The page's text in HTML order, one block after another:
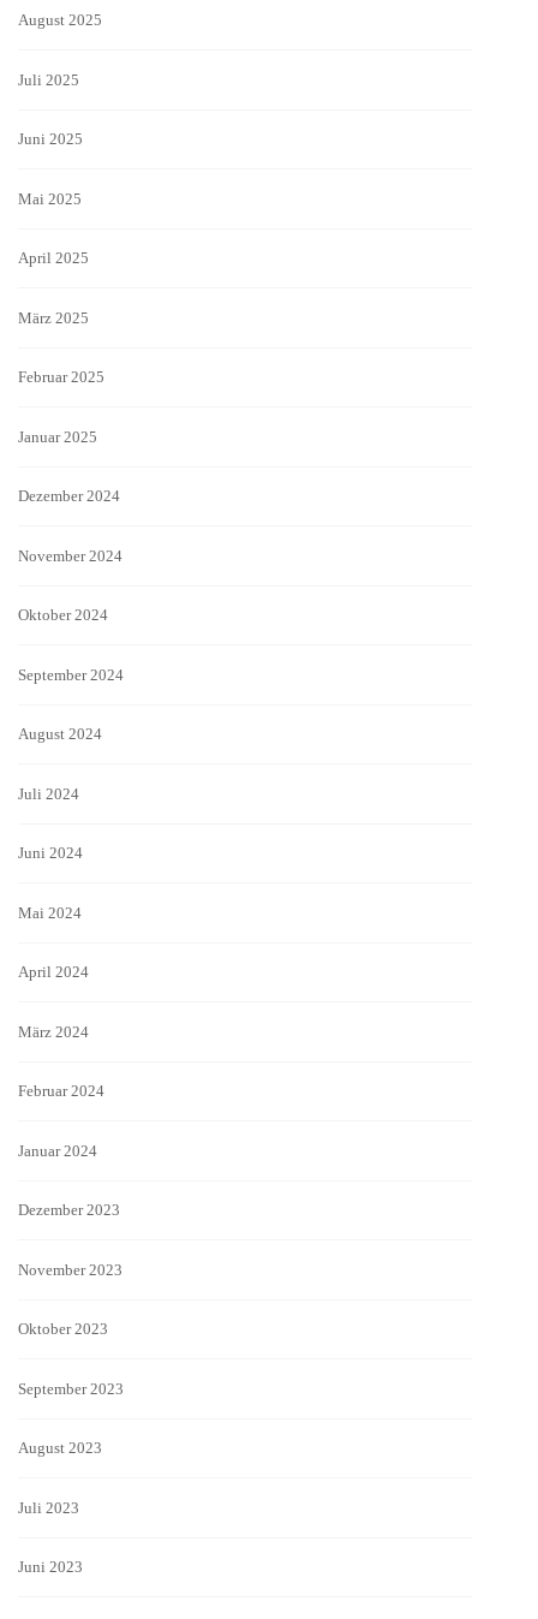
August 2025
Juli 2025
Juni 2025
Mai 2025
April 2025
März 2025
Februar 2025
Januar 2025
Dezember 2024
November 2024
Oktober 2024
September 2024
August 2024
Juli 2024
Juni 2024
Mai 2024
April 2024
März 2024
Februar 2024
Januar 2024
Dezember 2023
November 2023
Oktober 2023
September 2023
August 2023
Juli 2023
Juni 2023